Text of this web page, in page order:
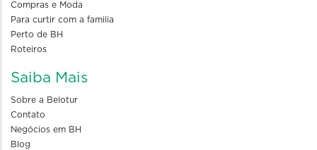
Compras e Moda
Para curtir com a familia
Perto de BH
Roteiros
Saiba Mais
Sobre a Belotur
Contato
Negócios em BH
Blog